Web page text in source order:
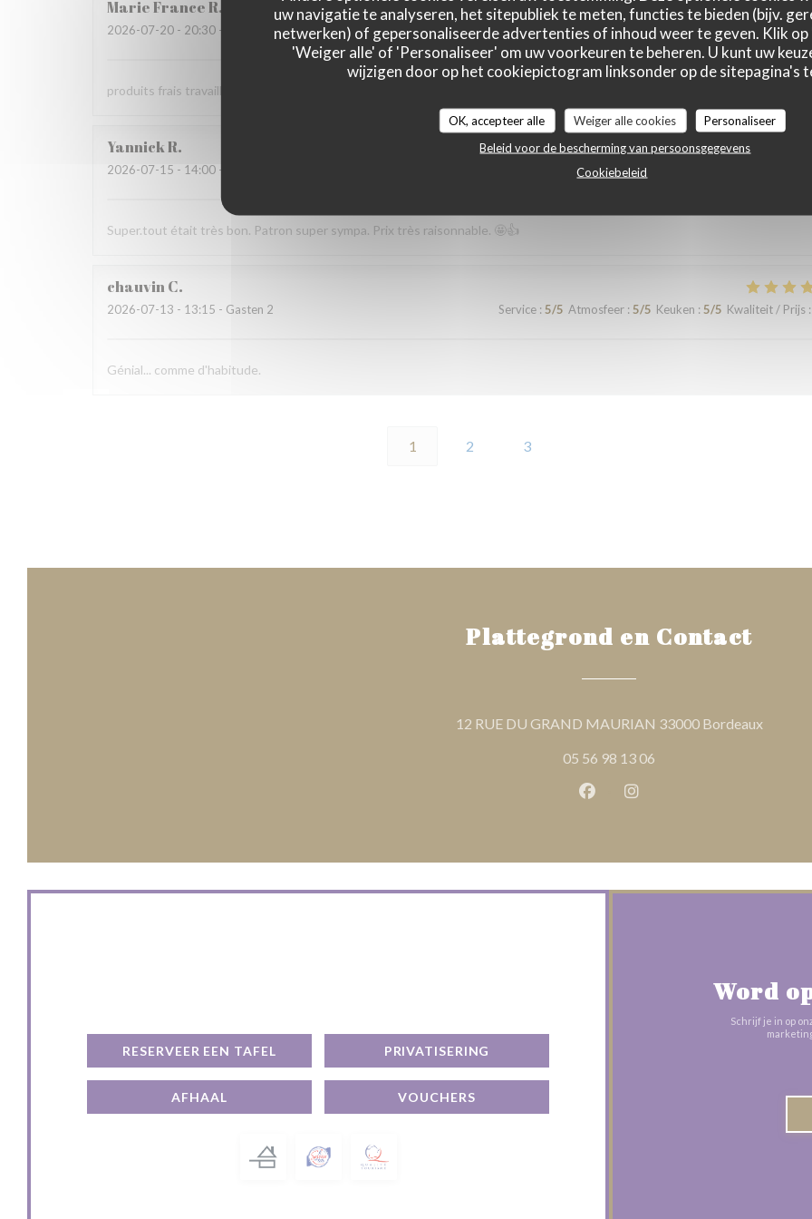
uw navigatie te analyseren, het sitepubliek te meten, functies te bieden (bijv.
netwerken) of gepersonaliseerde advertenties of inhoud weer te geven. Klik op
'Weiger alle' of 'Personaliseer' om uw voorkeuren te beheren. U kunt uw
wijzigen door op het cookiepictogram linksonder op de sitepagina's
OK, accepteer alle Weiger alle cookies
Personaliseer
Beleid voor de bescherming van persoonsgegevens
Cookiebeleid
Marie FranceR
2026-07-20 - 20:30 - Gasten 4 Service:4/5 Atmosfeer:5/5 Keuken: 5/5 Kwaliteit / Prijs:
produits frais travaillés avec soin et recherche
YannickR
2026-07-15 - 14:00 - Gasten 4 Atmosfeer:4/5
Super.tout était très bon. Patron super sympa. Prix très raisonnable. 🤩👍
chauvinC
2026-07-13 - 13:15 - Gasten 2 Service: 5/5 Atmosfeer: 5/5 Keuken : 5/5 Kwaliteit / Prijs:
Génial... comme d'habitude.
1 2 3
Plattegrond en Contact
12 RUE DU GRAND MAURIAN 33000 Bordeaux((opent
05 56 98 13 06
Facebook ((opent in een nieuw
Instagram ((opent in een
RESERVEER EEN TAFEL PRIVATISERING
AFHAAL VOUCHERS
Word
Schrijf je in op